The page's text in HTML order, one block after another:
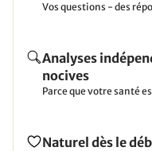
Vos questions - des
Analyses
nocives
Parce que votre santé
Naturel dès le